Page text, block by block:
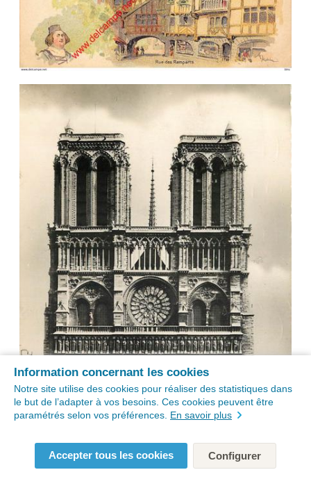
Information concernant les cookies
Notre site utilise des cookies pour réaliser des statistiques dans
le but de l’adapter à vos besoins. Ces cookies peuvent être
paramétrés selon vos préférences. En savoir plus
Accepter tous les cookies Configurer